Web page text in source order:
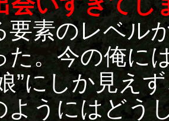
要素のレベル
た。今の俺に
”にしか見え
ようにはどう